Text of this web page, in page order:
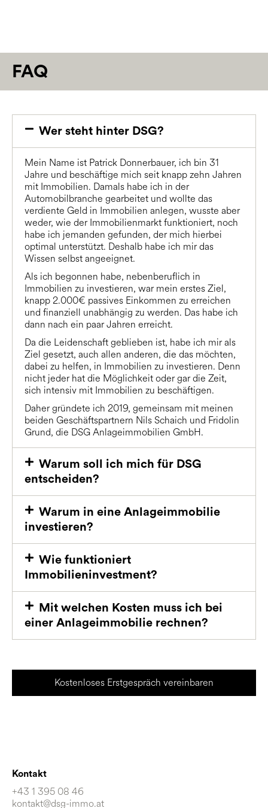
FAQ
Wer steht hinter DSG?
Mein Name ist Patrick Donnerbauer, ich bin 31
Jahre und beschäftige mich seit knapp zehn Jahren
mit Immobilien. Damals habe ich in der
Automobilbranche gearbeitet und wollte das
verdiente Geld in Immobilien anlegen, wusste aber
weder, wie der Immobilienmarkt funktioniert, noch
habe ich jemanden gefunden, der mich hierbei
optimal unterstützt. Deshalb habe ich mir das
Wissen selbst angeeignet.
Als ich begonnen habe, nebenberuflich in
Immobilien zu investieren, war mein erstes Ziel,
knapp 2.000€ passives Einkommen zu erreichen
und finanziell unabhängig zu werden. Das habe ich
dann nach ein paar Jahren erreicht.
Da die Leidenschaft geblieben ist, habe ich mir als
Ziel gesetzt, auch allen anderen, die das möchten,
dabei zu helfen, in Immobilien zu investieren. Denn
nicht jeder hat die Möglichkeit oder gar die Zeit,
sich intensiv mit Immobilien zu beschäftigen.
Daher gründete ich 2019, gemeinsam mit meinen
beiden Geschäftspartnern Nils Schaich und Fridolin
Grund, die DSG Anlageimmobilien GmbH.
Warum soll ich mich für DSG
entscheiden?
Warum in eine Anlageimmobilie
investieren?
Wie funktioniert
Immobilieninvestment?
Mit welchen Kosten muss ich bei
einer Anlageimmobilie rechnen?
Kostenloses Erstgespräch vereinbaren
Kontakt
+43 1 395 08 46
kontakt@dsg-immo.at